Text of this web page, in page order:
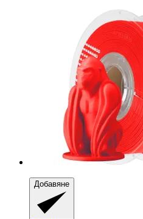
Добавяне